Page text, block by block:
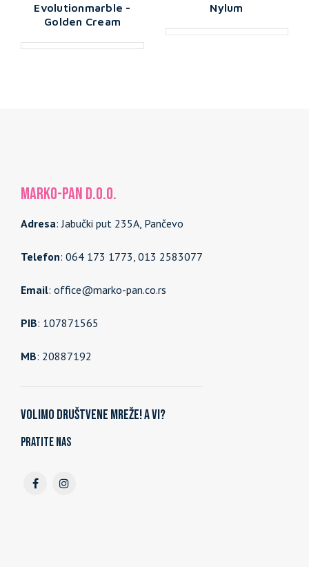
Evolutionmarble -
Golden Cream
Nylum
MARKO-PAN d.o.o.
Adresa: Jabučki put 235A, Pančevo
Telefon: 064 173 1773, 013 2583077
Email: office@marko-pan.co.rs
PIB: 107871565
MB: 20887192
Volimo društvene mreže! A vi?
Pratite nas